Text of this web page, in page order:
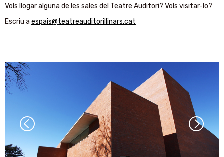
Vols llogar alguna de les sales del Teatre Auditori? Vols visitar-lo?
Escriu a espais@teatreauditorillinars.cat